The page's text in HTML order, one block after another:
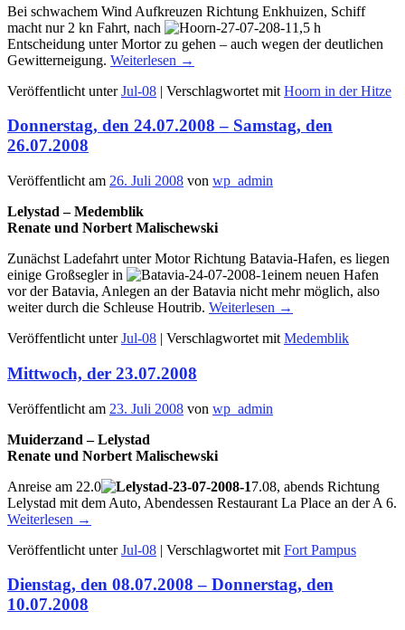
Bei schwachem Wind Aufkreuzen Richtung Enkhuizen, Schiff
macht nur 2 kn Fahrt, nach
1,5 h
Entscheidung unter Mortor zu gehen – auch wegen der deutlichen
Gewitterneigung. Weiterlesen →
Veröffentlicht unter Jul-08 | Verschlagwortet mit Hoorn in der Hitze
Donnerstag, den 24.07.2008 – Samstag, den
26.07.2008
Veröffentlicht am 26. Juli 2008 von wp_admin
Lelystad – Medemblik
Renate und Norbert Malischewski
Zunächst Ladefahrt unter Motor Richtung Batavia-Hafen, es liegen
einige Großsegler in
einem neuen Hafen
vor der Batavia, Anlegen an der Batavia nicht mehr möglich, also
weiter durch die Schleuse Houtrib. Weiterlesen →
Veröffentlicht unter Jul-08 | Verschlagwortet mit Medemblik
Mittwoch, der 23.07.2008
Veröffentlicht am 23. Juli 2008 von wp_admin
Muiderzand – Lelystad
Renate und Norbert Malischewski
Anreise am 22.0
7.08, abends Richtung
Lelystad mit dem Auto, Abendessen Restaurant La Place an der A 6.
Weiterlesen →
Veröffentlicht unter Jul-08 | Verschlagwortet mit Fort Pampus
Dienstag, den 08.07.2008 – Donnerstag, den
10.07.2008